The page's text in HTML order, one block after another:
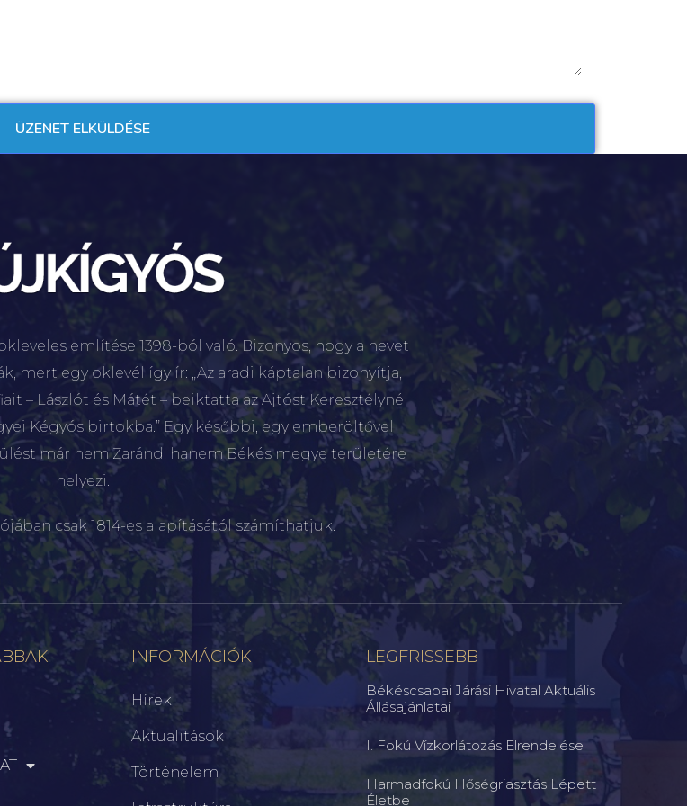
említése 1398-ból való. Bizonyos, hogy a nevet
mert egy oklevél így ír: „Az aradi káptalan bizonyítja,
– Lászlót és Mátét – beiktatta az Ajtóst Keresztélyné
Kégyós birtokba.” Egy későbbi, egy emberöltővel
már nem Zaránd, hanem Békés megye területére
helyezi.
csak 1814-es alapításától számíthatjuk.
INFORMÁCIÓK
Hírek
Aktualitások
Történelem
LEGFRISSEBB
Békéscsabai Járási Hivatal Aktuális
Állásajánlatai
I. Fokú Vízkorlátozás Elrendelése
Harmadfokú Hőségriasztás Lépett
Életbe